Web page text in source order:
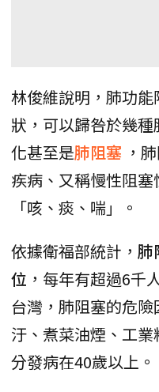
林俊維說明，肺功
狀，可以歸咎於幾
化甚至是肺阻塞 ，
疾病、又稱慢性阻
「咳、痰、喘」。
依據衛福部統計， 肺
位 ，每年有超過6千
台灣，肺阻塞的危
汙、煮菜油煙、工
分發病在40歲以上。